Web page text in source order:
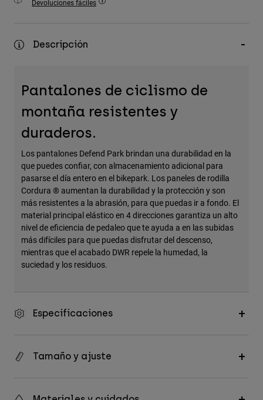
Accesorios
Bolsas y Mochilas
Ver todo
Devoluciones fáciles
Descripción
Pantalones de ciclismo de
montaña resistentes y
duraderos.
Los pantalones Defend Park brindan una durabilidad en la
que puedes confiar, con almacenamiento adicional para
pasarse el día entero en el bikepark. Los paneles de rodilla
Cordura ® aumentan la durabilidad y la protección y son
más resistentes a la abrasión, para que puedas ir a fondo. El
material principal elástico en 4 direcciones garantiza un alto
nivel de eficiencia de pedaleo que te ayuda a en las subidas
más difíciles para que puedas disfrutar del descenso,
mientras que el acabado DWR repele la humedad, la
suciedad y los residuos.
Especificaciones
Tamaño y ajuste